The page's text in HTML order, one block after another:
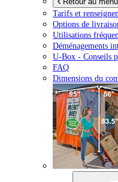
Tarifs et
Options de
Utilisations
Déménagements
U-Box - Conseils
FAQ
Dimensions du